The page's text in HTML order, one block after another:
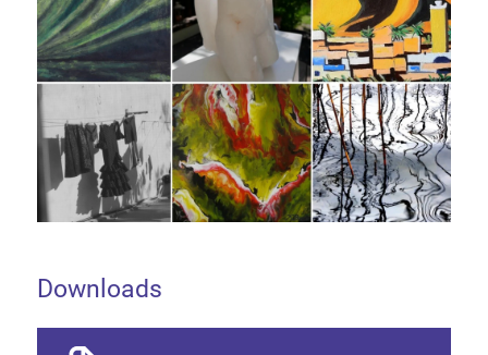
Downloads